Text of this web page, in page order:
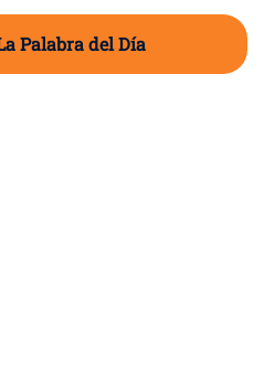
Palabra del Día